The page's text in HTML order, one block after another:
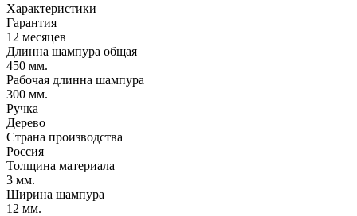
Характеристики
Гарантия
12 месяцев
Длинна шампура общая
450 мм.
Рабочая длинна шампура
300 мм.
Ручка
Дерево
Страна производства
Россия
Толщина материала
3 мм.
Ширина шампура
12 мм.